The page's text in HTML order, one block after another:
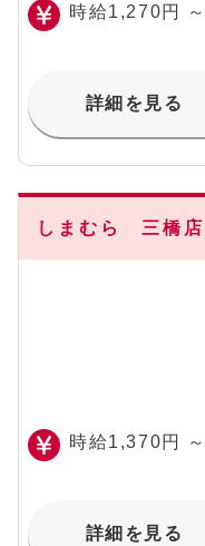
時給1,270円 ～
詳細を見る
しまむら 三橋店
時給1,370円 ～
詳細を見る